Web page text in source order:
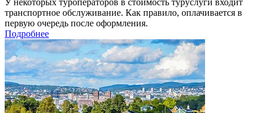
транспортное обслуживание. Как правило, оплачивается в
первую очередь после оформления.
Подробнее